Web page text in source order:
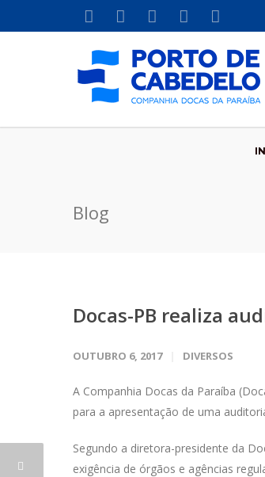
Blog
Docas-PB realiza
OUTUBRO 6, 2017 DIVERSOS
A Companhia Docas da Paraíba
para a apresentação de uma
Segundo a diretora-presidente da
exigência de órgãos e agências